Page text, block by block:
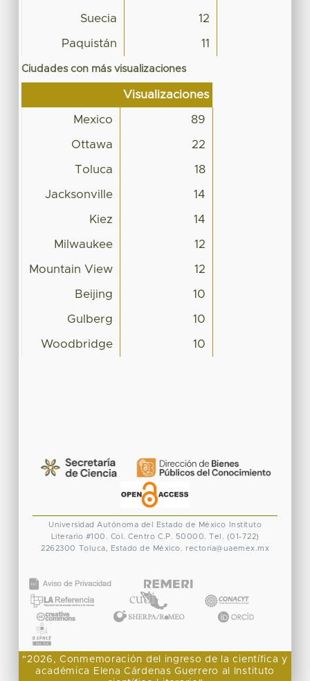
Suecia 12
Paquistán 11
Ciudades con más visualizaciones
Visualizaciones
Mexico 89
Ottawa 22
Toluca 18
Jacksonville 14
Kiez 14
Milwaukee 12
Mountain View 12
Beijing 10
Gulberg 10
Woodbridge 10
Universidad Autónoma del Estado de México
Instituto
Literario #100. Col. Centro C.P. 50000. Tel. (01-722)
2262300 Toluca, Estado de México. rectoria@uaemex.mx
"2026, Conmemoración del ingreso de la científica y
académica Elena Cárdenas Guerrero al Instituto